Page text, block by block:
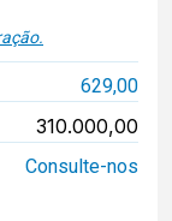
629,00
310.000,00
Consulte-nos